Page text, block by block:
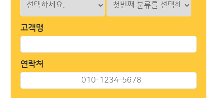
고객명
연락처